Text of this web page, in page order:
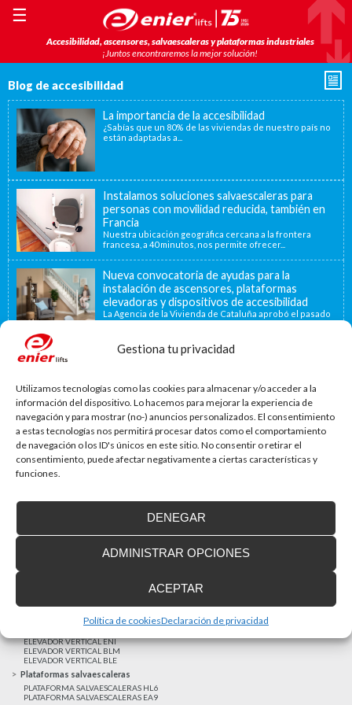
Gestiona tu privacidad
Utilizamos tecnologías como las cookies para almacenar y/o acceder a la
información del dispositivo. Lo hacemos para mejorar la experiencia de
navegación y para mostrar (no-) anuncios personalizados. El consentimiento
a estas tecnologías nos permitirá procesar datos como el comportamiento
de navegación o los ID's únicos en este sitio. No consentir o retirar el
consentimiento, puede afectar negativamente a ciertas características y
funciones.
ACEPTAR
DENEGAR
ADMINISTRAR OPCIONES
Política de cookiesDeclaración de privacidad
Accesibilidad, ascensores, salvaescaleras y plataformas industriales
¡Juntos encontraremos la mejor solución!
☰
Blog de accesibilidad
La importancia de la accesibilidad
¿Sabías que un 80% de las viviendas de nuestro país no
están adaptadas a...
Instalamos soluciones salvaescaleras para
personas con movilidad reducida, también en
Francia
Nuestra ubicación geográfica cercana a la frontera
francesa, a 40 minutos, nos permite ofrecer...
Nueva convocatoria de ayudas para la
instalación de ascensores, plataformas
elevadoras y dispositivos de accesibilidad
La Agencia de la Vivienda de Cataluña aprobó el pasado
15 de noviembre de...
La accesibilidad universal es una prioridad
MAS NOTICIAS
Elevadores verticales
ELEVADOR VERTICAL ENI
ELEVADOR VERTICAL BLM
ELEVADOR VERTICAL BLE
Plataformas salvaescaleras
PLATAFORMA SALVAESCALERAS HL6
PLATAFORMA SALVAESCALERAS EA9